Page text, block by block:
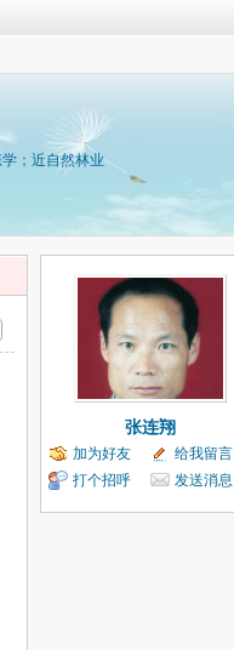
；近自然林业
张连翔
加为好友
给我留言
打个招呼
发送消息